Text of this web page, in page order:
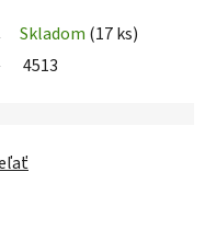
Skladom (17 ks)
4513